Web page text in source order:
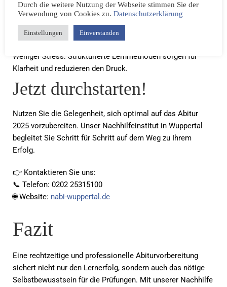
Motivation: Durch Erfolgserlebnisse steigt das
Selbstvertrauen.
Bessere Noten: Konkrete Unterstützung führt zu einer
Weniger Stress: Strukturierte Lernmethoden sorgen für
Klarheit und reduzieren den Druck.
Jetzt durchstarten!
Nutzen Sie die Gelegenheit, sich optimal auf das Abitur
2025 vorzubereiten. Unser Nachhilfeinstitut in Wuppertal
begleitet Sie Schritt für Schritt auf dem Weg zu Ihrem
Erfolg.
👉 Kontaktieren Sie uns:
📞 Telefon: 0202 25315100
🌐 Website: nabi-wuppertal.de
Fazit
Eine rechtzeitige und professionelle Abiturvorbereitung
sichert nicht nur den Lernerfolg, sondern auch das nötige
Selbstbewusstsein für die Prüfungen. Mit unserer Nachhilfe
Durch die weitere Nutzung der Webseite stimmen Sie der
Verwendung von Cookies zu. Datenschutzerklärung
Einstellungen Einverstanden